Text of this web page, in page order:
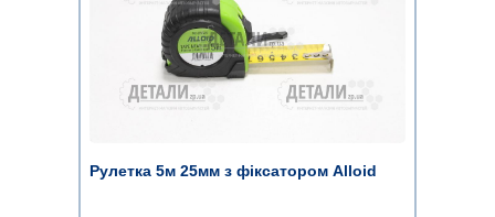
Рулетка 5м 25мм з фіксатором Alloid